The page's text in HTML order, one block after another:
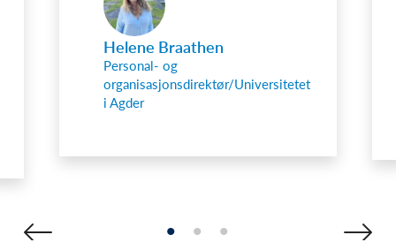
Helene Braathen
Personal- og
organisasjonsdirektør/Universitetet
i Agder